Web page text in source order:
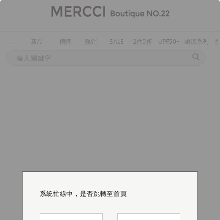
新品 預購 熱銷 SALE 2件5折 UPF50+ 瞬涼系列
系統忙線中，是否跳轉至首頁
系統忙線中，是否跳轉至首頁
系統忙線中，是否跳轉至首頁
系統忙線中，是否跳轉至首頁
系統忙線中，是否跳轉至首頁